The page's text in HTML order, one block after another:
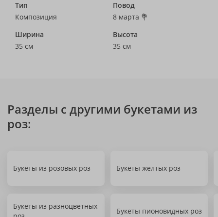
Тип
Композиция
Повод
8 марта 💐
Ширина
35 см
Высота
35 см
Разделы с другими букетами из
роз:
Букеты из розовых роз Букеты желтых роз
Букеты из разноцветных
Букеты пионовидных роз